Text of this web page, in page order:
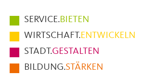
Hauptmenüpunkte
im
Fußbereich
der
Seite
SERVICE.BIETEN
WIRTSCHAFT.ENTWICKELN
STADT.GESTALTEN
BILDUNG.STÄRKEN